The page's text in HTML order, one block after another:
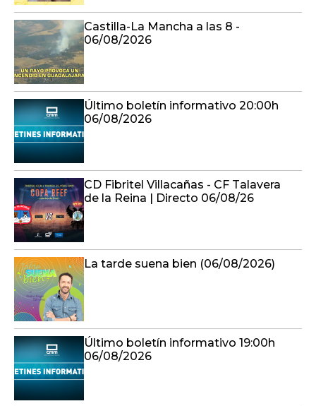
Castilla-La Mancha a las 8 -
06/08/2026
Último boletín informativo 20:00h
06/08/2026
CD Fibritel Villacañas - CF Talavera
de la Reina | Directo 06/08/26
La tarde suena bien (06/08/2026)
Último boletín informativo 19:00h
06/08/2026